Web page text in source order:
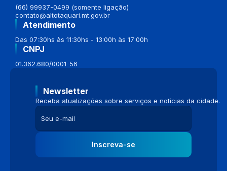
(66) 99937-0499 (somente ligação)
contato@altotaquari.mt.gov.br
Atendimento
Das 07:30hs às 11:30hs - 13:00h às 17:00h
CNPJ
01.362.680/0001-56
Newsletter
Receba atualizações sobre serviços e notícias da cidade.
Inscreva-se